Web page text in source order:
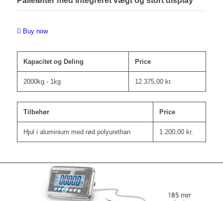
Buy now
Kapacitet og Deling Price
2000kg - 1kg 12.375,00 kr.
Tilbehør Price
Hjul i aluminium med rød polyurethan 1.200,00 kr.